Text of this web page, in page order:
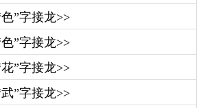
色”字接龙>>
色”字接龙>>
花”字接龙>>
武”字接龙>>